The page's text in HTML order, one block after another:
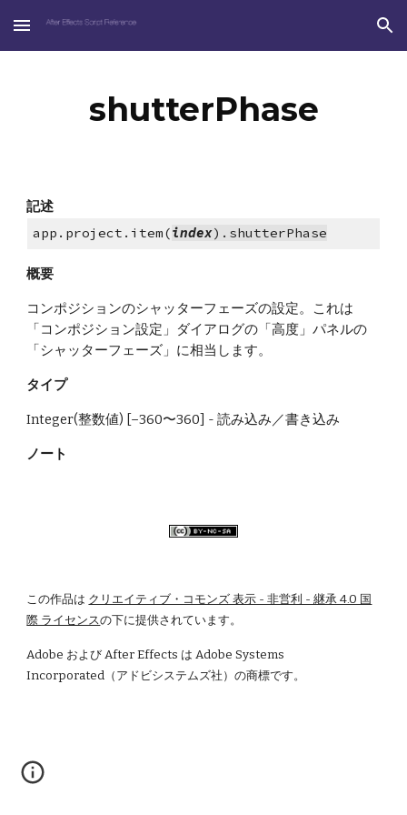
Skip to main content Skip to navigation
shutterPhase
記述
app.project.item(index).shutterPhase
概要
コンポジションのシャッターフェーズの設定。これは
「コンポジション設定」ダイアログの「高度」パネルの
「シャッターフェーズ」に相当します。
タイプ
Integer(整数値) [–360〜360] - 読み込み／書き込み
ノート
この作品は クリエイティブ・コモンズ 表示 - 非営利 - 継承 4.0 国
際 ライセンスの下に提供されています。
Adobe および After Effects は Adobe Systems
Incorporated（アドビシステムズ社）の商標です。